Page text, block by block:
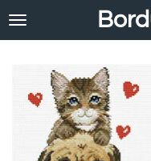
Ga
hoofdinhoud